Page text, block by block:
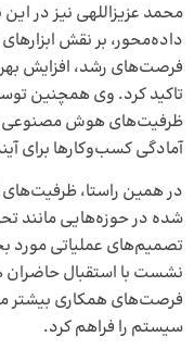
محمد عزیزاللهی نیز در
داده‌محور، بر نقش
فرصت‌های رشد، افزایش
تاکید کرد. وی همچنین
ظرفیت‌های هوش مصنوعی را
آمادگی کسب‌وکارها برای
در همین راستا، ظرفیت‌های
شده در حوزه‌هایی مانند
تصمیم‌های عملیاتی مورد
نشست با استقبال حاضران
فرصت‌های همکاری بیشتر
سیستم را فراهم کرد.